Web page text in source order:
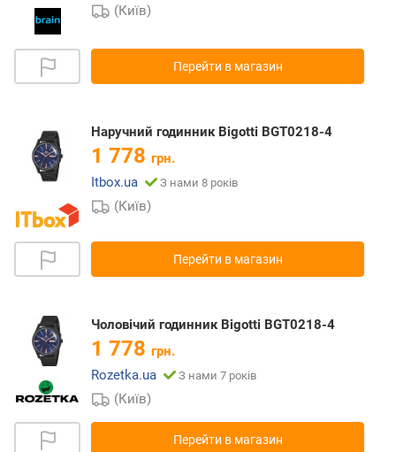
(Київ)
Перейти в магазин
Наручний годинник Bigotti BGT0218-4
1 778 грн.
Itbox.ua
З нами 8 років
(Київ)
Перейти в магазин
Чоловічий годинник Bigotti BGT0218-4
1 778 грн.
Rozetka.ua
З нами 7 років
(Київ)
Перейти в магазин